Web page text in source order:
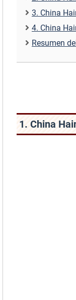
3. China
4. China
Resumen
1. China